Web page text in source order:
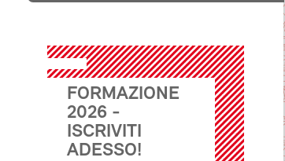
FORMAZIONE
2026 -
ISCRIVITI
ADESSO!